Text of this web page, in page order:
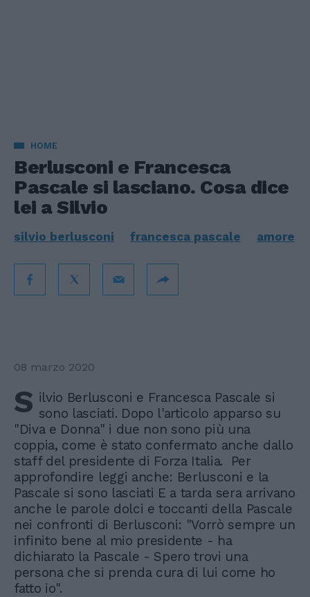
HOME
Berlusconi e Francesca
Pascale si lasciano. Cosa dice
lei a Silvio
silvio berlusconi francesca pascale amore
08 marzo 2020
S ilvio Berlusconi e Francesca Pascale si
sono lasciati. Dopo l'articolo apparso su
"Diva e Donna" i due non sono più una
coppia, come è stato confermato anche dallo
staff del presidente di Forza Italia. Per
approfondire leggi anche: Berlusconi e la
Pascale si sono lasciati E a tarda sera arrivano
anche le parole dolci e toccanti della Pascale
nei confronti di Berlusconi: "Vorrò sempre un
infinito bene al mio presidente - ha
dichiarato la Pascale - Spero trovi una
persona che si prenda cura di lui come ho
fatto io".